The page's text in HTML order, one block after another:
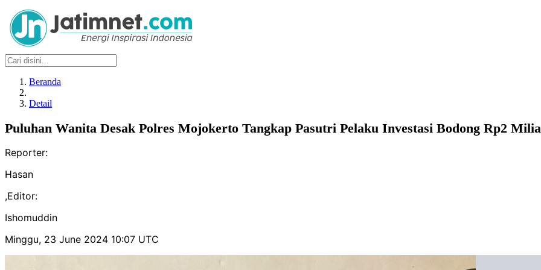
Beranda
Detail
Puluhan Wanita Desak Polres Mojokerto Tangkap Pasutri Pelaku Investasi Bodong Rp2
Reporter:
Hasan
,Editor:
Ishomuddin
Minggu, 23 June 2024 10:07 UTC